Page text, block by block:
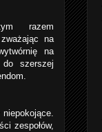
razem
zważając na
na
szerszej
zespołów,